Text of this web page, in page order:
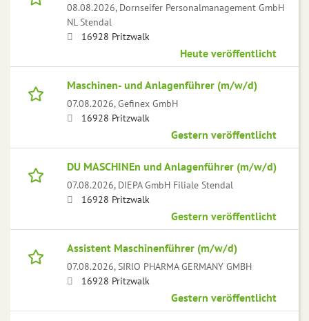
08.08.2026, Dornseifer Personalmanagement GmbH
NL Stendal
16928 Pritzwalk
Heute veröffentlicht
Maschinen- und Anlagenführer (m/w/d)
07.08.2026,Gefinex GmbH
16928 Pritzwalk
Gestern veröffentlicht
DU MASCHINEn und Anlagenführer (m/w/d)
07.08.2026, DIEPA GmbH Filiale Stendal
16928 Pritzwalk
Gestern veröffentlicht
Assistent Maschinenführer (m/w/d)
07.08.2026,SIRIO PHARMA GERMANY GMBH
16928 Pritzwalk
Gestern veröffentlicht